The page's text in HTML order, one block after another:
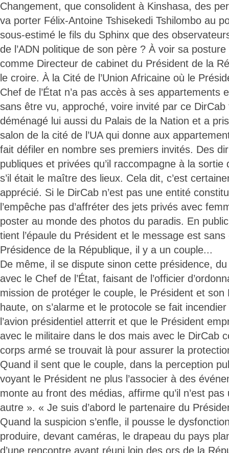
Changement, que consolident à Kinshasa, des
va porter Félix-Antoine Tshisekedi Tshilombo au
sous-estimé le fils du Sphinx que des
de l’ADN politique de son père ? À voir sa
comme Directeur de cabinet du Président de la
le croire. À la Cité de l’Union Africaine où le
Chef de l’État n’a pas accès à ses appartements
sans être vu, approché, voire invité par ce
déménagé lui aussi du Palais de la Nation et a
salon de la cité de l’UA qui donne aux
fait défiler en nombre ses premiers invités. Des
publiques et privées qu’il raccompagne à la
s’il était le maître des lieux. Cela dit, c’est
apprécié. Si le DirCab n’est pas une entité
l’empêche pas d’affréter des jets privés avec
poster au monde des photos du paradis. En
tient l’épaule du Président et le message est
Présidence de la République, il y a un couple...
De même, il se dispute sinon cette présidence,
avec le Chef de l’État, faisant de l’officier
mission de protéger le couple, le Président et son
haute, on s’alarme et le protocole se fait
l’avion présidentiel atterrit et que le Président
avec le militaire dans le dos mais avec le DirCab
corps armé se trouvait là pour assurer la
Quand il sent que le couple, dans la perception
voyant le Président ne plus l’associer à des
monte au front des médias, affirme qu’il n’est
autre ». « Je suis d’abord le partenaire du
Quand la suspicion s’enfle, il pousse le
produire, devant caméras, le drapeau du pays
d’une rencontre ayant réuni loin des ors de la